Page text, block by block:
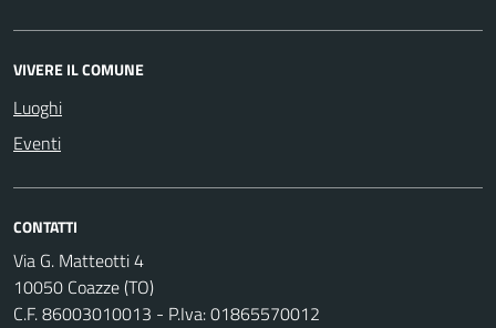
VIVERE IL COMUNE
Luoghi
Eventi
CONTATTI
Via G. Matteotti 4
10050 Coazze (TO)
C.F. 86003010013 - P.Iva: 01865570012